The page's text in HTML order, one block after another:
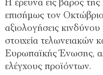
Η έρευνα εις βάρος της
επισήμως τον
αξιολογήσεις κινδύνου
στοιχεία τελωνειακών
Ευρωπαϊκής Ένωσης,
ελέγχους προϊόντων.